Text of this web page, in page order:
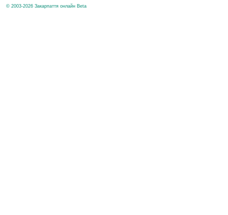
© 2003-2026 Закарпаття онлайн Beta